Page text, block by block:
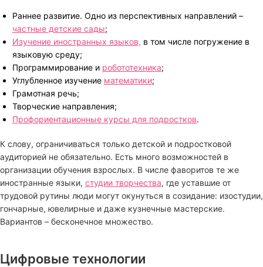
Раннее развитие. Одно из перспективных направлений –
частные детские сады;
Изучение иностранных языков, в том числе погружение в
языковую среду;
Программирование и робототехника;
Углубленное изучение математики;
Грамотная речь;
Творческие направления;
Профориентационные курсы для подростков.
К слову, ограничиваться только детской и подростковой
аудиторией не обязательно. Есть много возможностей в
организации обучения взрослых. В числе фаворитов те же
иностранные языки, студии творчества, где уставшие от
трудовой рутины люди могут окунуться в созидание: изостудии,
гончарные, ювелирные и даже кузнечные мастерские.
Вариантов – бесконечное множество.
Цифровые технологии